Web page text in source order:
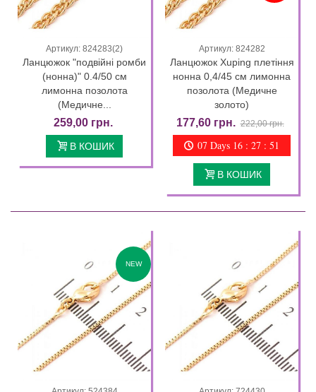
Артикул: 824283(2)
Ланцюжок "подвійні ромби
(нонна)" 0.4/50 см
лимонна позолота
(Медичне...
259,00 грн.
В КОШИК
Артикул: 824282
Ланцюжок Xuping плетіння
нонна 0,4/45 см лимонна
позолота (Медичне
золото)
177,60 грн. 222,00 грн.
07 Days 16 : 27 : 50
В КОШИК
NEW